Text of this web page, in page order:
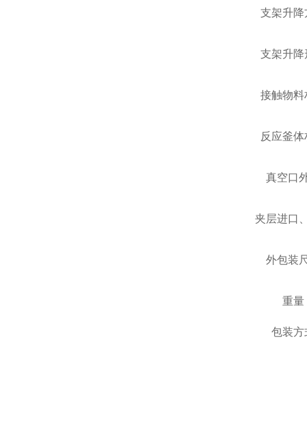
支架升降
支架升降
接触物料
反应釜体
真空口
夹层进口
外包装
重量
包装方